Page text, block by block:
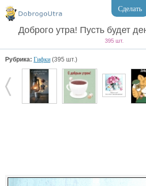
Сделать
Доброго утра! Пусть будет
395 шт.
Рубрика: Гифки (395 шт.)